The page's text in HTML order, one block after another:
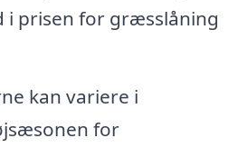
i prisen for græsslåning
kan variere i
for